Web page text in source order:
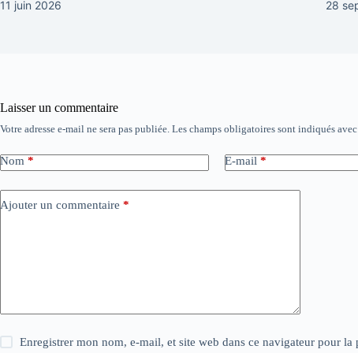
11 juin 2026 28
Laisser un commentaire
Votre adresse e-mail ne sera pas publiée. Les champs obligatoires sont indiqués avec
Nom * E-mail *
Ajouter un commentaire *
Enregistrer mon nom, e-mail, et site web dans ce navigateur pour